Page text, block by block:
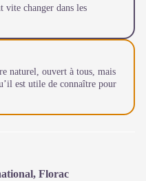
vite changer dans les
naturel, ouvert à tous, mais
est utile de connaître pour
Florac